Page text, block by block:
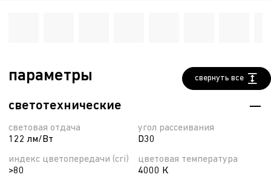
параметры свернуть все
светотехнические
световая отдача
122 лм/Вт
индекс цветопередачи (cri)
>80
угол рассеивания
D30
цветовая температура
4000 К